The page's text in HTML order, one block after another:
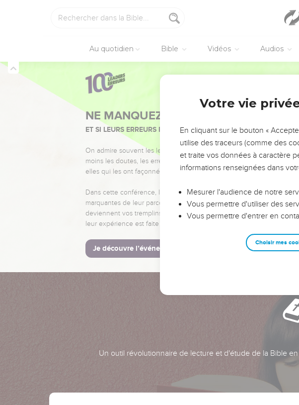
Au quotidien Bible Vidéos Audios
NE MANQUEZ PAS L’ÉVÉNEMENT DE
ET SI LEURS ERREURS POUVAIENT VOUS ÉVITER LES VOTRES ?
On admire souvent les leaders pour leurs réussites, leur impact, leur
moins les doutes, les erreurs et les saisons difficiles qu'ils ont
elles qui les ont façonnés.
Dans cette conférence, leaders, entrepreneurs, et responsables
marquantes de leur parcours et les clés pour avancer avec plus de
deviennent vos tremplins. Que vous guidiez un ministère, une
leur expérience est faite pour vous.
Je découvre l’événement
Un outil révolutionnaire de lecture et d'étude de la Bible
Votre vie
En cliquant sur le bouton «
utilise des traceurs (comme des
et traite vos données à caractère
informations renseignées dans
Mesurer l'audience de notre
Vous permettre d'utiliser des
Vous permettre d'entrer en
Choisir mes